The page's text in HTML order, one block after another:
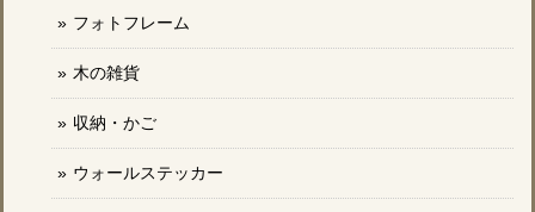
フォトフレーム
木の雑貨
収納・かご
ウォールステッカー